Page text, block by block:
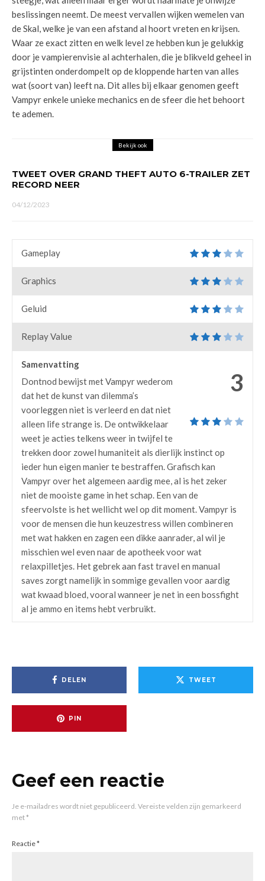
beslissingen neemt. De meest vervallen wijken wemelen van
de Skal, welke je van een afstand al hoort vreten en krijsen.
Waar ze exact zitten en welk level ze hebben kun je gelukkig
door je vampierenvisie al achterhalen, die je blikveld geheel in
grijstinten onderdompelt op de kloppende harten van alles
wat (soort van) leeft na. Dit alles bij elkaar genomen geeft
Vampyr enkele unieke mechanics en de sfeer die het behoort
te ademen.
Bekijk ook
TWEET OVER GRAND THEFT AUTO 6-TRAILER ZET
RECORD NEER
04/12/2023
Gameplay
Graphics
Geluid
Replay Value
3
Samenvatting
Dontnod bewijst met Vampyr wederom
dat het de kunst van dilemma’s
voorleggen niet is verleerd en dat niet
alleen life strange is. De ontwikkelaar
weet je acties telkens weer in twijfel te
trekken door zowel humaniteit als dierlijk instinct op
ieder hun eigen manier te bestraffen. Grafisch kan
Vampyr over het algemeen aardig mee, al is het zeker
niet de mooiste game in het schap. Een van de
sfeervolste is het wellicht wel op dit moment. Vampyr is
voor de mensen die hun keuzestress willen combineren
met wat hakken en zagen een dikke aanrader, al wil je
misschien wel even naar de apotheek voor wat
relaxpilletjes. Het gebrek aan fast travel en manual
saves zorgt namelijk in sommige gevallen voor aardig
wat kwaad bloed, vooral wanneer je net in een bossfight
al je ammo en items hebt verbruikt.
DELEN TWEET
PIN
Geef een reactie
Je e-mailadres wordt niet gepubliceerd. Vereiste velden zijn gemarkeerd
met*
Reactie*